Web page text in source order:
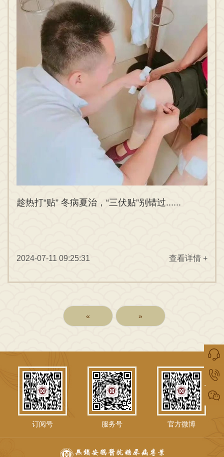
趁热打“贴” 冬病夏治，“三伏贴”别错过......
2024-07-11 09:25:31 查看详情 +
« »
订阅号 服务号 官方微博